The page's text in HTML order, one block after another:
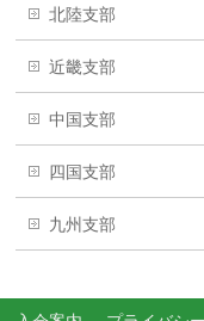
北陸支部
近畿支部
中国支部
四国支部
九州支部